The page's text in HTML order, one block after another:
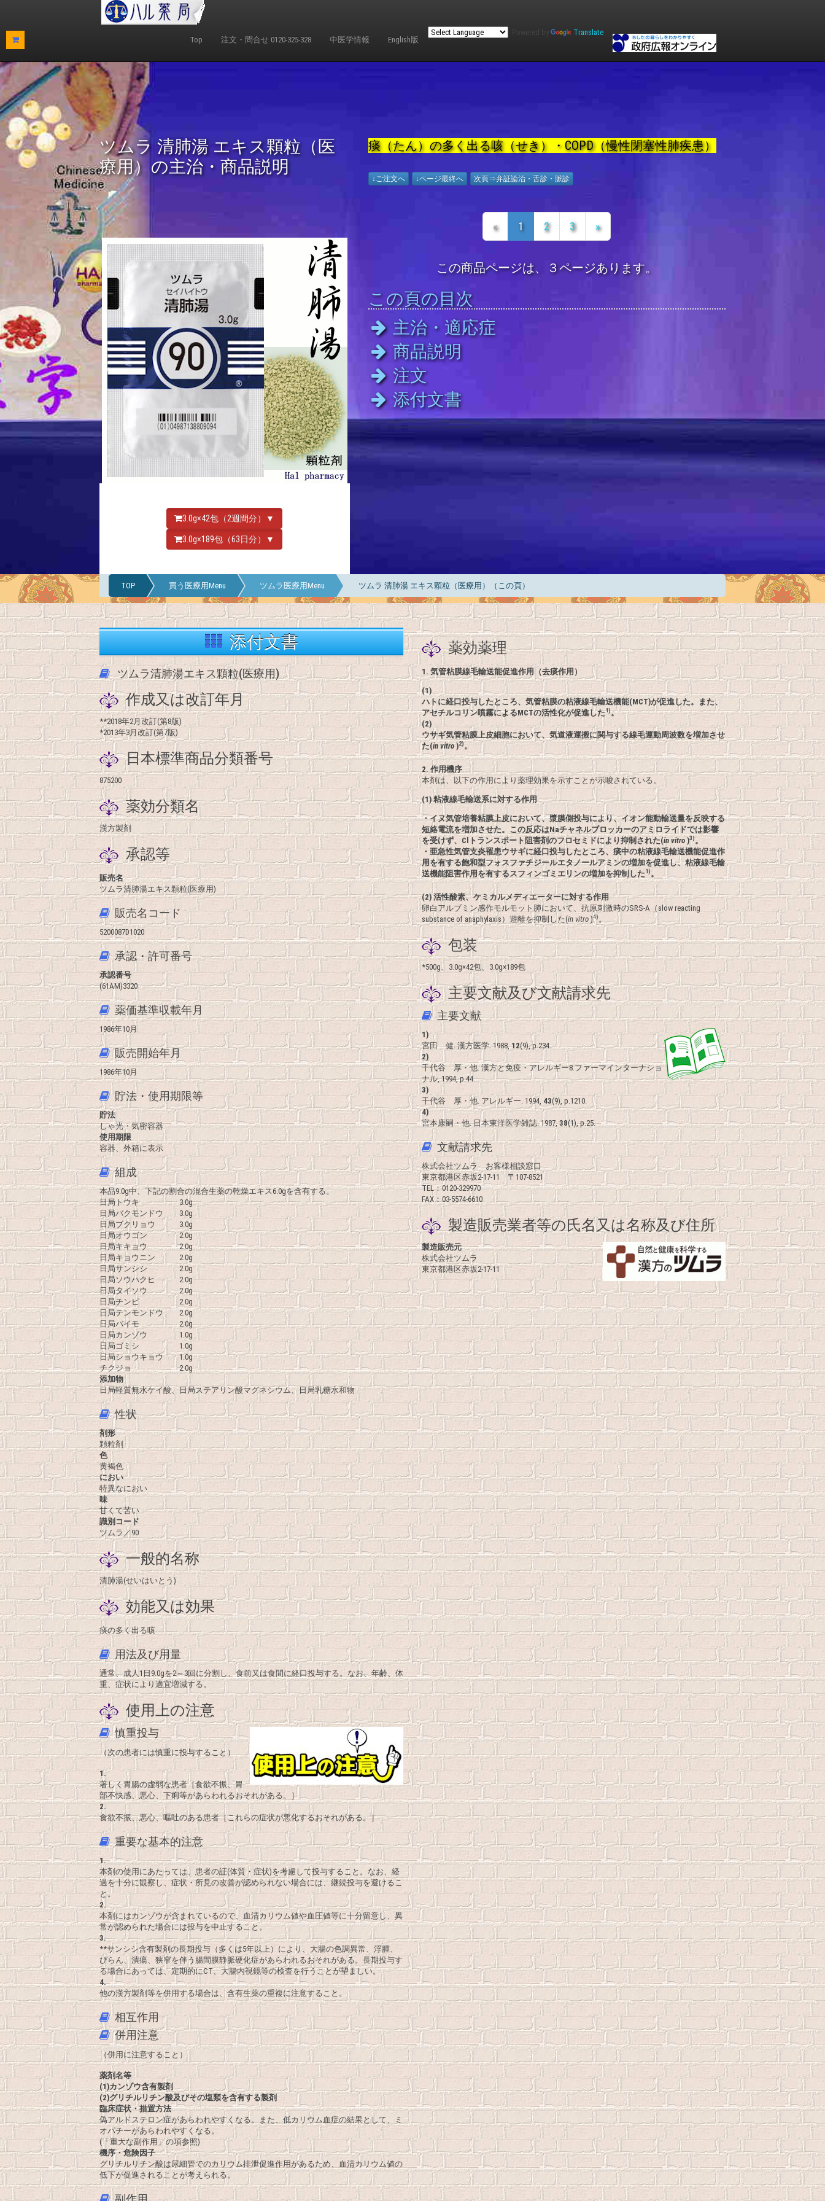
Top 注文・問合せ 0120-325-328 中医学情報 English版
Translate
ツムラ 清肺湯 エキス顆粒（医
療用）の主治・商品説明
3.0g×42包（2週間分）▼
3.0g×189包（63日分）▼
痰（たん）の多く出る咳（せき）・COPD（慢性閉塞性肺疾患）
↓ご注文へ ↓ページ最終へ 次頁⇒弁証論治・舌診・脈診
« 1 2 3 »
この商品ページは、３ページあります。
この頁の目次
主治・適応症
商品説明
注文
添付文書
TOP 買う医療用Menu ツムラ医療用Menu ツムラ 清肺湯 エキス顆粒（医療用）（この頁）
添付文書
ツムラ清肺湯エキス顆粒(医療用)
作成又は改訂年月
**2018年2月改訂(第8版)
*2013年3月改訂(第7版)
日本標準商品分類番号
875200
薬効分類名
漢方製剤
承認等
販売名
ツムラ清肺湯エキス顆粒(医療用)
販売名コード
5200087D1020
承認・許可番号
承認番号
(61AM)3320
薬価基準収載年月
1986年10月
販売開始年月
1986年10月
貯法・使用期限等
貯法
しゃ光・気密容器
使用期限
容器、外箱に表示
組成
本品9.0g中、下記の割合の混合生薬の乾燥エキス6.0gを含有する。
日局トウキ 3.0g
日局バクモンドウ 3.0g
日局ブクリョウ 3.0g
日局オウゴン 2.0g
日局キキョウ 2.0g
日局キョウニン 2.0g
日局サンシシ 2.0g
日局ソウハクヒ 2.0g
日局タイソウ 2.0g
日局チンピ 2.0g
日局テンモンドウ 2.0g
日局バイモ 2.0g
日局カンゾウ 1.0g
日局ゴミシ 1.0g
日局ショウキョウ 1.0g
チクジョ 2.0g
添加物
日局軽質無水ケイ酸、日局ステアリン酸マグネシウム、日局乳糖水和物
性状
剤形
顆粒剤
色
黄褐色
におい
特異なにおい
味
甘くて苦い
識別コード
ツムラ／90
一般的名称
清肺湯(せいはいとう)
効能又は効果
痰の多く出る咳
用法及び用量
通常、成人1日9.0gを2～3回に分割し、食前又は食間に経口投与する。なお、年齢、体
重、症状により適宜増減する。
使用上の注意
慎重投与
（次の患者には慎重に投与すること）
1.
著しく胃腸の虚弱な患者［食欲不振、胃
部不快感、悪心、下痢等があらわれるおそれがある。］
2.
食欲不振、悪心、嘔吐のある患者［これらの症状が悪化するおそれがある。］
重要な基本的注意
1.
本剤の使用にあたっては、患者の証(体質・症状)を考慮して投与すること。なお、経
過を十分に観察し、症状・所見の改善が認められない場合には、継続投与を避けるこ
と。
2.
本剤にはカンゾウが含まれているので、血清カリウム値や血圧値等に十分留意し、異
常が認められた場合には投与を中止すること。
3.
**サンシシ含有製剤の長期投与（多くは5年以上）により、大腸の色調異常、浮腫、
びらん、潰瘍、狭窄を伴う腸間膜静脈硬化症があらわれるおそれがある。長期投与す
る場合にあっては、定期的にCT、大腸内視鏡等の検査を行うことが望ましい。
4.
他の漢方製剤等を併用する場合は、含有生薬の重複に注意すること。
相互作用
併用注意
（併用に注意すること）
薬剤名等
(1)カンゾウ含有製剤
(2)グリチルリチン酸及びその塩類を含有する製剤
臨床症状・措置方法
偽アルドステロン症があらわれやすくなる。また、低カリウム血症の結果として、ミ
オパチーがあらわれやすくなる。
(「重大な副作用」の項参照)
機序・危険因子
グリチルリチン酸は尿細管でのカリウム排泄促進作用があるため、血清カリウム値の
低下が促進されることが考えられる。
薬効薬理
1. 気管粘膜線毛輸送能促進作用（去痰作用）
(1)
ハトに経口投与したところ、気管粘膜の粘液線毛輸送機能(MCT)が促進した。また、
アセチルコリン噴霧によるMCTの活性化が促進した1)。
(2)
ウサギ気管粘膜上皮細胞において、気道液運搬に関与する線毛運動周波数を増加させ
た(in vitro)2)。
2. 作用機序
本剤は、以下の作用により薬理効果を示すことが示唆されている。
(1) 粘液線毛輸送系に対する作用
・イヌ気管培養粘膜上皮において、漿膜側投与により、イオン能動輸送量を反映する
短絡電流を増加させた。この反応はNaチャネルブロッカーのアミロライドでは影響
を受けず、Clトランスポート阻害剤のフロセミドにより抑制された(in vitro )3)。
・亜急性気管支炎罹患ウサギに経口投与したところ、痰中の粘液線毛輸送機能促進作
用を有する飽和型フォスファチジールエタノールアミンの増加を促進し、粘液線毛輸
送機能阻害作用を有するスフィンゴミエリンの増加を抑制した1)。
(2) 活性酸素、ケミカルメディエーターに対する作用
卵白アルブミン感作モルモット肺において、抗原刺激時のSRS-A（slow reacting
substance of anaphylaxis）遊離を抑制した(in vitro )4)。
包装
*500g、3.0g×42包、3.0g×189包
主要文献及び文献請求先
主要文献
1)
宮田 健. 漢方医学. 1988,12(9), p.234.
2)
千代谷 厚・他. 漢方と免疫・アレルギー8.ファーマインターナショ
ナル, 1994, p.44.
3)
千代谷 厚・他. アレルギー. 1994, 43(9), p.1210.
4)
宮本康嗣・他. 日本東洋医学雑誌. 1987,38(1), p.25.
文献請求先
株式会社ツムラ お客様相談窓口
東京都港区赤坂2-17-11 〒107-8521
TEL：0120-329970
FAX：03-5574-6610
製造販売業者等の氏名又は名称及び住所
製造販売元
株式会社ツムラ
東京都港区赤坂2-17-11